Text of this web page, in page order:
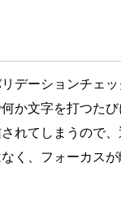
デーションチェ
か文字を打つた
れてしまうので
く、フォーカス